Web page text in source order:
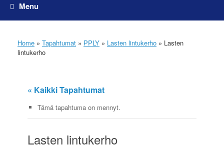
Menu
Home » Tapahtumat » PPLY » Lasten lintukerho » Lasten
lintukerho
« Kaikki Tapahtumat
Tämä tapahtuma on mennyt.
Lasten lintukerho